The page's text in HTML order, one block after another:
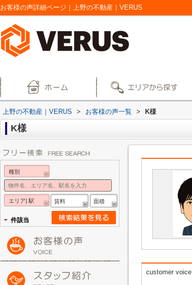
お客様の声詳細ページ｜上野の不動産｜VERUS
上野の不動産｜VERUS > お客様の声一覧 > K様
K様
customer voice
種別
エリア| 駅 賃料 面積
- 件該当